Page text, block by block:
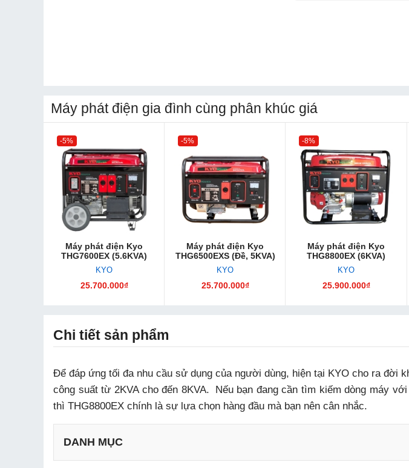
Máy phát điện gia đình cùng phân khúc giá
-5%
Máy phát điện Kyo
THG7600EX (5.6KVA)
KYO
25.700.000₫
-5%
Máy phát điện Kyo
THG6500EXS (Đề, 5KVA)
KYO
25.700.000₫
-8%
Máy phát điện Kyo
THG8800EX (6KVA)
KYO
25.900.000₫
Chi tiết sản phẩm
Để đáp ứng tối đa nhu cầu sử dụng của người dùng, hiện tại KYO cho ra đời
công suất từ 2KVA cho đến 8KVA. Nếu bạn đang cần tìm kiếm dòng máy
thì THG8800EX chính là sự lựa chọn hàng đầu mà bạn nên cân nhắc.
DANH MỤC